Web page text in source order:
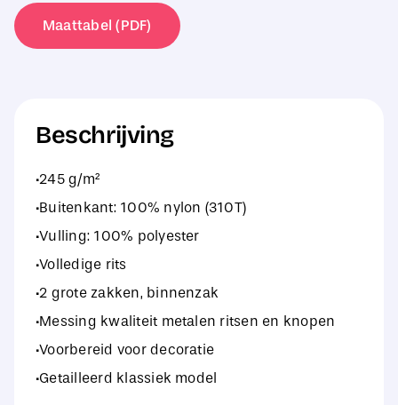
aantal
Maattabel (PDF)
Beschrijving
·245 g/m²
·Buitenkant: 100% nylon (310T)
·Vulling: 100% polyester
·Volledige rits
·2 grote zakken, binnenzak
·Messing kwaliteit metalen ritsen en knopen
·Voorbereid voor decoratie
·Getailleerd klassiek model